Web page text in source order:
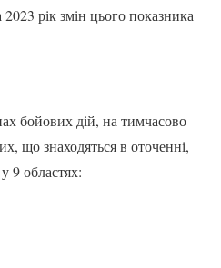
рік змін цього показника
бойових дій, на тимчасово
що знаходяться в оточенні,
9 областях: